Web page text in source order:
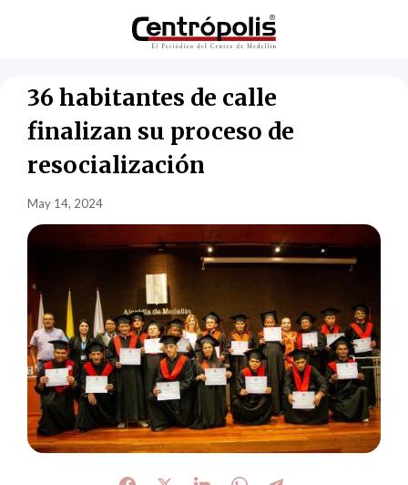
36 habitantes de calle
finalizan su proceso de
resocialización
May 14, 2024